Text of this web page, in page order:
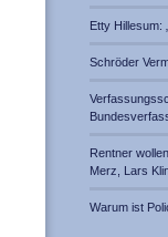
Etty Hillesum:
Schröder
Rentner
Merz, Lars
Warum ist